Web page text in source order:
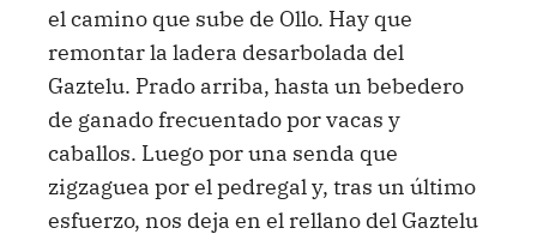
el camino que sube de Ollo. Hay que
remontar la ladera desarbolada del
Gaztelu. Prado arriba, hasta un bebedero
de ganado frecuentado por vacas y
caballos. Luego por una senda que
zigzaguea por el pedregal y, tras un último
esfuerzo, nos deja en el rellano del Gaztelu